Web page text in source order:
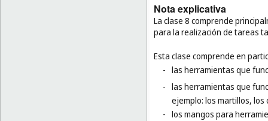
Nota explicativa
La clase 8 comprende
para la realización de tareas
Esta clase comprende en
- las herramientas que
- las herramientas que
ejemplo: los martillos, los
- los mangos para